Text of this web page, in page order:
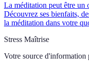
La méditation peut être un
Découvrez ses bienfaits,
la méditation dans votre
Stress Maîtrise
Votre source d'information